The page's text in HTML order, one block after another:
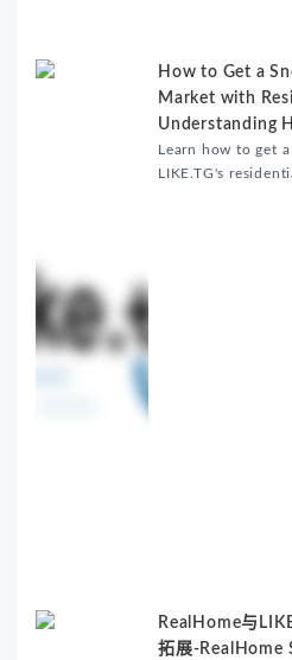
How to Get a
Market with
Understanding
Matters
Learn how to get
LIKE.TG's
RealHome与
拓展-RealHome